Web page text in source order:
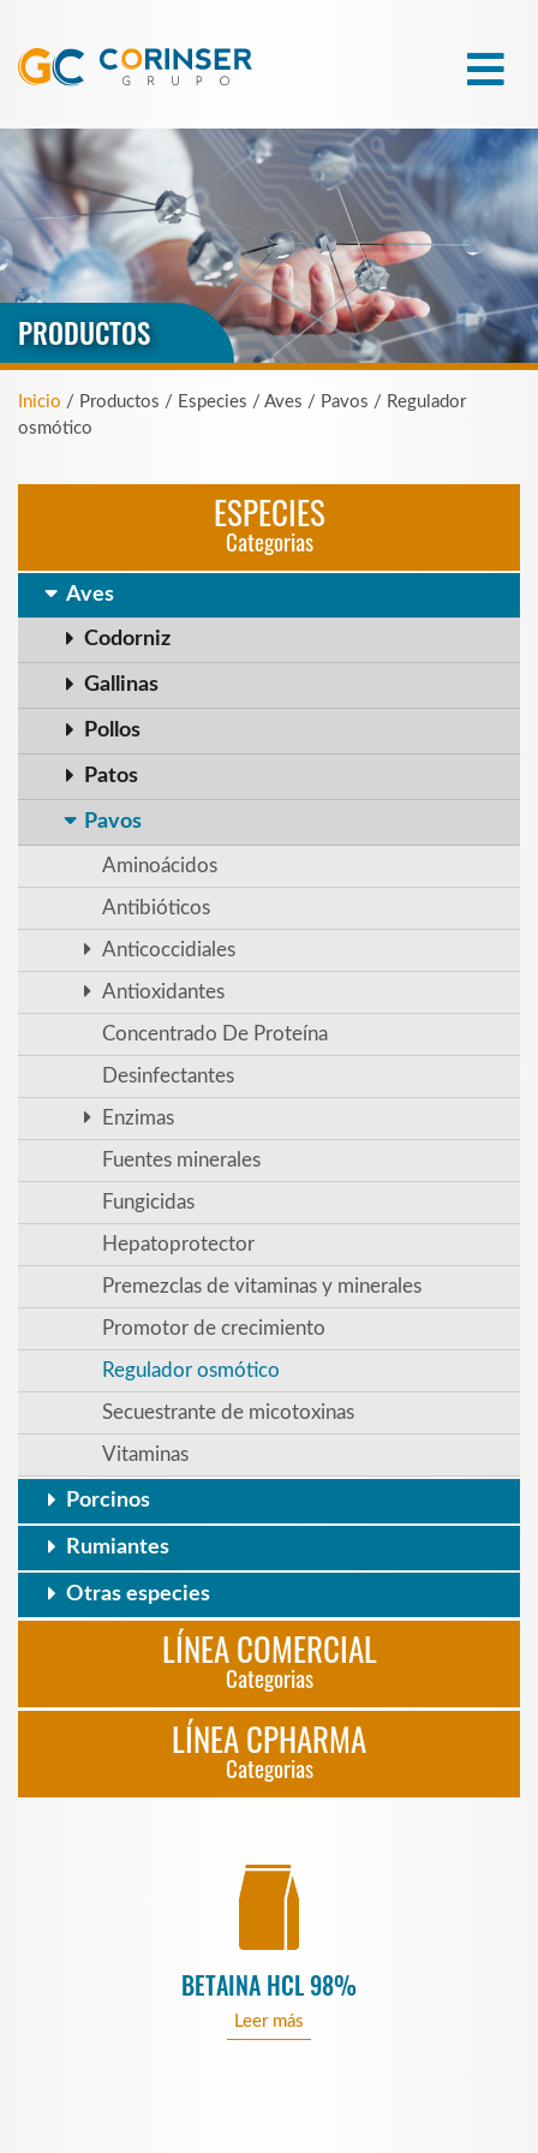
PRODUCTOS
Inicio / Productos / Especies / Aves / Pavos / Regulador
osmótico
ESPECIES
Categorias
Aves
Codorniz
Gallinas
Pollos
Patos
Pavos
Aminoácidos
Antibióticos
Anticoccidiales
Antioxidantes
Concentrado De Proteína
Desinfectantes
Enzimas
Fuentes minerales
Fungicidas
Hepatoprotector
Premezclas de vitaminas y minerales
Promotor de crecimiento
Regulador osmótico
Secuestrante de micotoxinas
Vitaminas
Porcinos
Rumiantes
Otras especies
LÍNEA COMERCIAL
Categorias
LÍNEA CPHARMA
Categorias
BETAINA HCL 98%
Leer más